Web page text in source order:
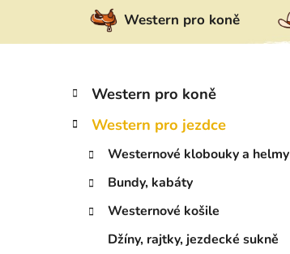
Western pro koně
P
s
Přeskočit
kategorie
K
a
Western pro koně
Western pro jezdce
Westernové klobouky a helmy
Bundy, kabáty
Westernové košile
Džíny, rajtky, jezdecké sukně